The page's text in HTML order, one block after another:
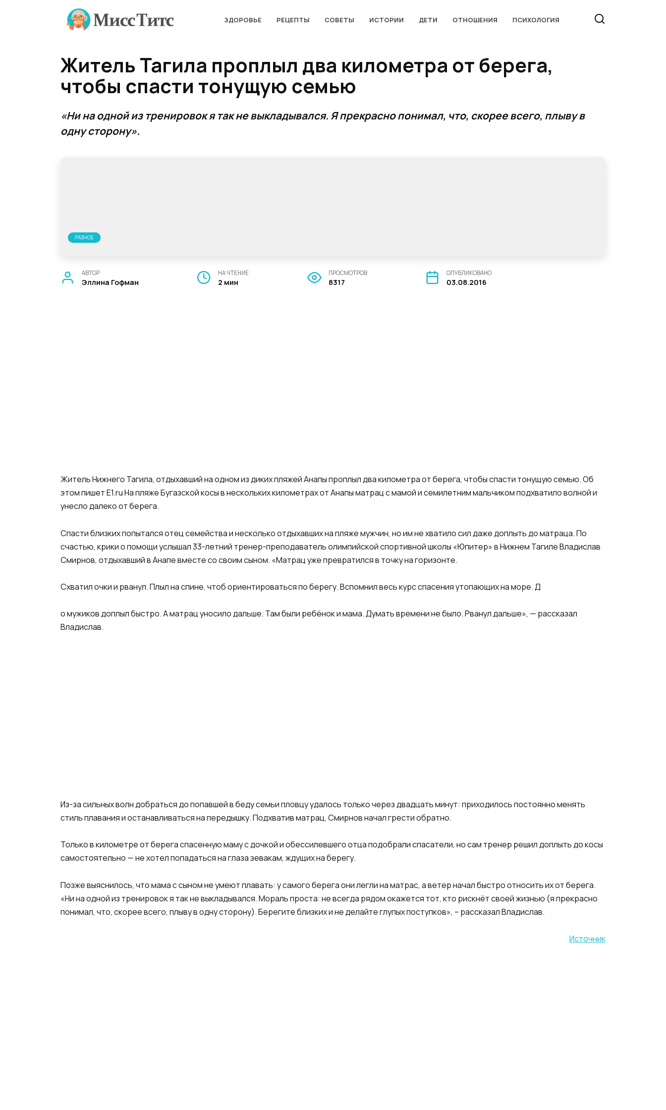
ЗДОРОВЬЕ РЕЦЕПТЫ СОВЕТЫ ИСТОРИИ ДЕТИ ОТНОШЕНИЯ ПСИХОЛОГИЯ
Житель Тагила проплыл два километра от берега,
чтобы спасти тонущую семью
«Ни на одной из тренировок я так не выкладывался. Я прекрасно понимал, что, скорее всего, плыву в
одну сторону».
РАЗНОЕ
АВТОР
Эллина Гофман
НА ЧТЕНИЕ
2 мин
ПРОСМОТРОВ
8317
ОПУБЛИКОВАНО
03.08.2016
Житель Нижнего Тагила, отдыхавший на одном из диких пляжей Анапы проплыл два километра от берега, чтобы спасти тонущую семью. Об
этом пишет Е1.ru На пляже Бугазской косы в нескольких километрах от Анапы матрац с мамой и семилетним мальчиком подхватило волной и
унесло далеко от берега.
Спасти близких попытался отец семейства и несколько отдыхавших на пляже мужчин, но им не хватило сил даже доплыть до матраца. По
счастью, крики о помощи услышал 33-летний тренер-преподаватель олимпийской спортивной школы «Юпитер» в Нижнем Тагиле Владислав
Смирнов, отдыхавший в Анапе вместе со своим сыном. «Матрац уже превратился в точку на горизонте.
Схватил очки и рванул. Плыл на спине, чтоб ориентироваться по берегу. Вспомнил весь курс спасения утопающих на море. Д
о мужиков доплыл быстро. А матрац уносило дальше. Там были ребёнок и мама. Думать времени не было. Рванул дальше», — рассказал
Владислав.
Из-за сильных волн добраться до попавшей в беду семьи пловцу удалось только через двадцать минут: приходилось постоянно менять
стиль плавания и останавливаться на передышку. Подхватив матрац, Смирнов начал грести обратно.
Только в километре от берега спасенную маму с дочкой и обессилевшего отца подобрали спасатели, но сам тренер решил доплыть до косы
самостоятельно — не хотел попадаться на глаза зевакам, ждущих на берегу.
Позже выяснилось, что мама с сыном не умеют плавать: у самого берега они легли на матрас, а ветер начал быстро относить их от берега.
«Ни на одной из тренировок я так не выкладывался. Мораль проста: не всегда рядом окажется тот, кто рискнёт своей жизнью (я прекрасно
понимал, что, скорее всего, плыву в одну сторону). Берегите близких и не делайте глупых поступков», – рассказал Владислав.
Источник